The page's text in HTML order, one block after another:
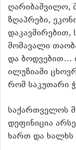
ღარიბაშვილო,
ზღაპრები,
დაკავშირებით,
მომავალი
და ბოდვებით…
ილუზიაში
რომ საკუთარი
საქართველოს
დეფინიცია
ხართ და